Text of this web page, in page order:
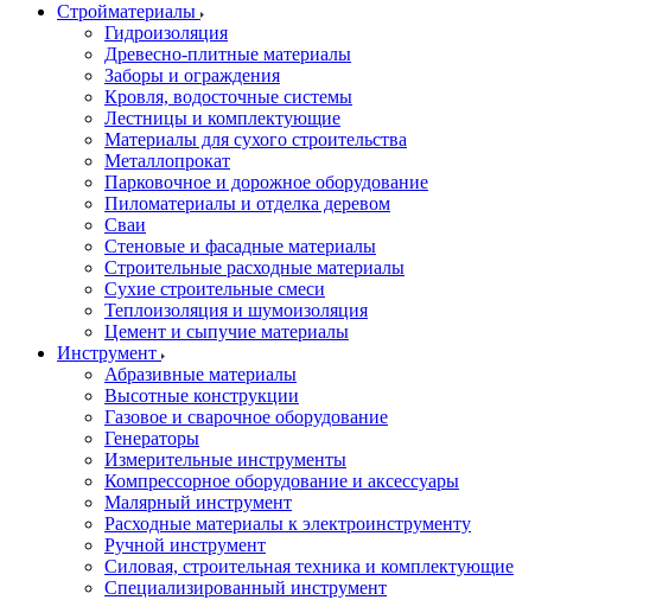
Стройматериалы
Гидроизоляция
Древесно-плитные материалы
Заборы и ограждения
Кровля, водосточные системы
Лестницы и комплектующие
Материалы для сухого строительства
Металлопрокат
Парковочное и дорожное оборудование
Пиломатериалы и отделка деревом
Сваи
Стеновые и фасадные материалы
Строительные расходные материалы
Сухие строительные смеси
Теплоизоляция и шумоизоляция
Цемент и сыпучие материалы
Инструмент
Абразивные материалы
Высотные конструкции
Газовое и сварочное оборудование
Генераторы
Измерительные инструменты
Компрессорное оборудование и аксессуары
Малярный инструмент
Расходные материалы к электроинструменту
Ручной инструмент
Силовая, строительная техника и комплектующие
Специализированный инструмент